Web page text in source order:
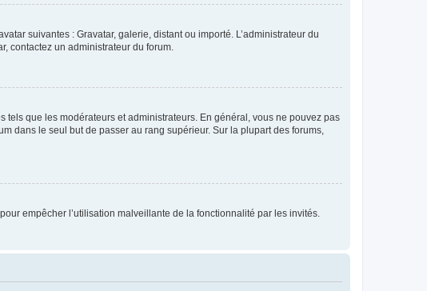
suivantes : Gravatar, galerie, distant ou importé. L’administrateur du
contactez un administrateur du forum.
que les modérateurs et administrateurs. En général, vous ne pouvez pas
dans le seul but de passer au rang supérieur. Sur la plupart des forums,
empêcher l’utilisation malveillante de la fonctionnalité par les invités.